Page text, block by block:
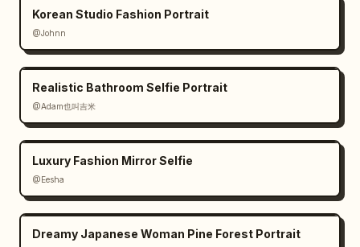
Korean Studio Fashion Portrait
@Johnn
Realistic Bathroom Selfie Portrait
@Adam也叫吉米
Luxury Fashion Mirror Selfie
@Eesha
Dreamy Japanese Woman Pine Forest Portrait